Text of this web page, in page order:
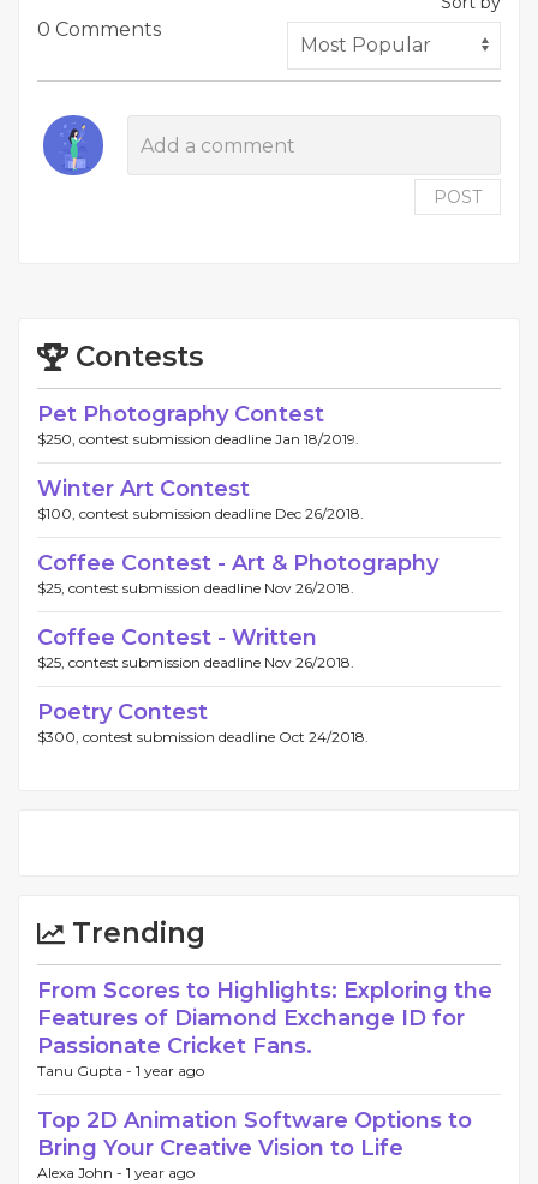
0 Comments
POST
Contests
Pet Photography Contest
$250, contest submission deadline Jan 18/2019.
Winter Art Contest
$100, contest submission deadline Dec 26/2018.
Coffee Contest - Art & Photography
$25, contest submission deadline Nov 26/2018.
Coffee Contest - Written
$25, contest submission deadline Nov 26/2018.
Poetry Contest
$300, contest submission deadline Oct 24/2018.
Trending
From Scores to Highlights: Exploring the
Features of Diamond Exchange ID for
Passionate Cricket Fans.
Tanu Gupta - 1 year ago
Top 2D Animation Software Options to
Bring Your Creative Vision to Life
Alexa John - 1 year ago